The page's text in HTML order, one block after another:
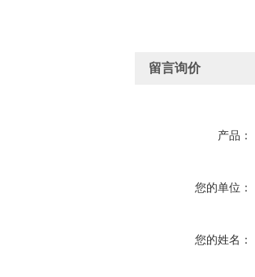
留言询价
产品：
您的单位：
您的姓名：